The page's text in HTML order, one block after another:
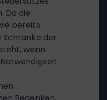
Da die
bereits
der
wenn